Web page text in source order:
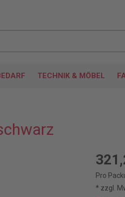
TECHNIK & MÖBEL
Pro
* zzgl.